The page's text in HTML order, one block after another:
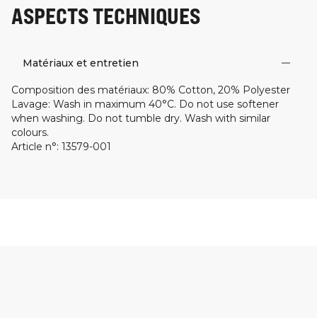
ASPECTS TECHNIQUES
Matériaux et entretien
Composition des matériaux: 80% Cotton, 20% Polyester
Lavage: Wash in maximum 40°C. Do not use softener
when washing. Do not tumble dry. Wash with similar
colours.
Article n°: 13579-001